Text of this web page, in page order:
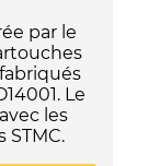
par le
Le
les